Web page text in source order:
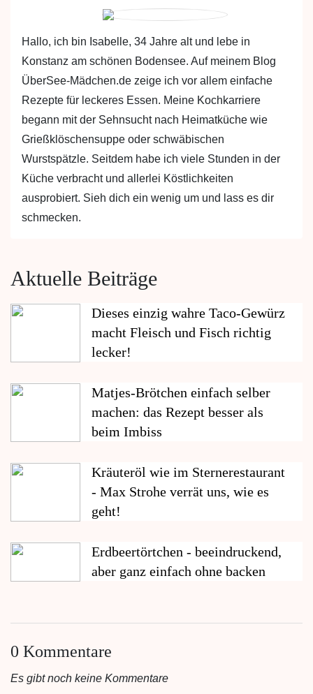
Hallo, ich bin Isabelle, 34 Jahre alt und lebe in
Konstanz am schönen Bodensee. Auf meinem Blog
ÜberSee-Mädchen.de zeige ich vor allem einfache
Rezepte für leckeres Essen. Meine Kochkarriere
begann mit der Sehnsucht nach Heimatküche wie
Grießklöschensuppe oder schwäbischen
Wurstspätzle. Seitdem habe ich viele Stunden in der
Küche verbracht und allerlei Köstlichkeiten
ausprobiert. Sieh dich ein wenig um und lass es dir
schmecken.
Aktuelle Beiträge
Dieses einzig wahre Taco-Gewürz
macht Fleisch und Fisch richtig
lecker!
Matjes-Brötchen einfach selber
machen: das Rezept besser als
beim Imbiss
Kräuteröl wie im Sternerestaurant
- Max Strohe verrät uns, wie es
geht!
Erdbeertörtchen - beeindruckend,
aber ganz einfach ohne backen
0 Kommentare
Es gibt noch keine Kommentare